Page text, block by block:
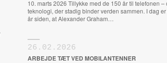
10. marts 2026 Tillykke med de 150 år til telefonen –
teknologi, der stadig binder verden sammen. I dag
år siden, at Alexander Graham…
26.02.2026
ARBEJDE TÆT VED MOBILANTENNER